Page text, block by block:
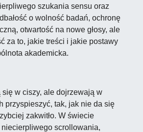
szukania sensu oraz
o wolność badań, ochronę
otwartość na nowe głosy, ale
za to, jakie treści i jakie postawy
akademicka.
się w ciszy, ale dojrzewają w
przyspieszyć, tak, jak nie da się
zakwitło. W świecie
scrollowania,